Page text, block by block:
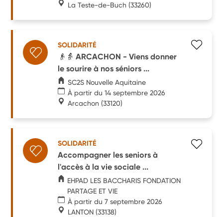
La Teste-de-Buch (33260)
SOLIDARITÉ
👴👵 ARCACHON - Viens donner
le sourire à nos séniors ...
SC2S Nouvelle Aquitaine
À partir du 14 septembre 2026
Arcachon (33120)
SOLIDARITÉ
Accompagner les seniors à
l'accès à la vie sociale ...
EHPAD LES BACCHARIS FONDATION
PARTAGE ET VIE
À partir du 7 septembre 2026
LANTON (33138)